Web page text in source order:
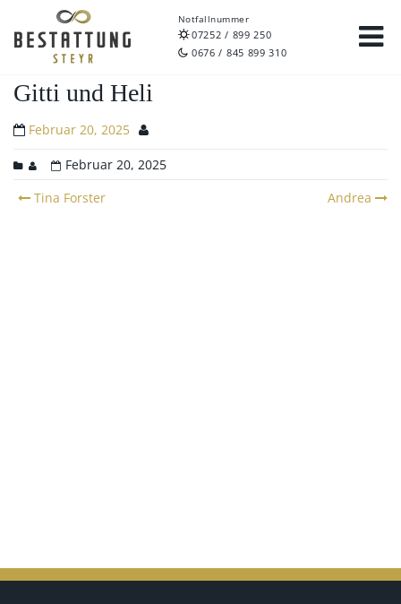
Notfallnummer
07252 / 899 250
0676 / 845 899 310
Gitti und Heli
Februar 20, 2025
Februar 20, 2025
Post
Tina Forster Andrea